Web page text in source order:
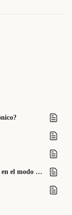
Cómo usar Tactiq para transcribir reuniones en el modo Companion de Google Meet